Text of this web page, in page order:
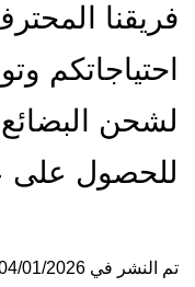
فريقنا
احتياجاتكم
لشحن البضائع
للحصول
تم النشر في 01/2026